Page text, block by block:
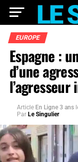
EUROPE
Espagne :
d’une
Article En Ligne 3 ans
Par Le Singulier